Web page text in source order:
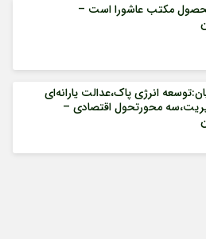
مکتب عاشورا است –
انرژی پاک،عدالت یارانه‌ای
محورتحول اقتصادی –